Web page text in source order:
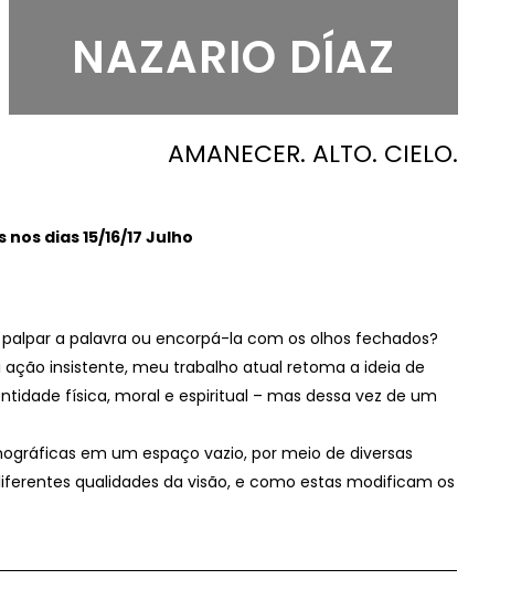
NAZARIO DÍAZ
AMANECER. ALTO. CIELO.
dias 15/16/17 Julho
a palavra ou encorpá-la com os olhos fechados?
insistente, meu trabalho atual retoma a ideia de
física, moral e espiritual – mas dessa vez de um
em um espaço vazio, por meio de diversas
qualidades da visão, e como estas modificam os